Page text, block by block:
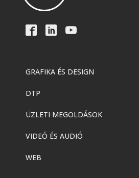
GRAFIKA ÉS DESIGN
DTP
ÜZLETI MEGOLDÁSOK
VIDEÓ ÉS AUDIÓ
WEB